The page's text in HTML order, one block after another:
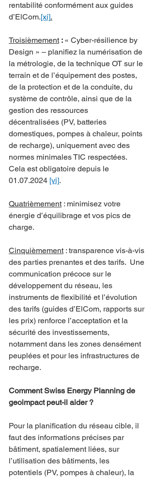
rentabilité conformément aux guides
d’ElCom.[xi].
Troisièmement : « Cyber-résilience by
Design » – planifiez la numérisation de
la métrologie, de la technique OT sur le
terrain et de l’équipement des postes,
de la protection et de la conduite, du
système de contrôle, ainsi que de la
gestion des ressources
décentralisées (PV, batteries
domestiques, pompes à chaleur, points
de recharge), uniquement avec des
normes minimales TIC respectées.
Cela est obligatoire depuis le
01.07.2024 [vi].
Quatrièmement : minimisez votre
énergie d’équilibrage et vos pics de
charge.
Cinquièmement : transparence vis-à-vis
des parties prenantes et des tarifs.  Une
communication précoce sur le
développement du réseau, les
instruments de flexibilité et l’évolution
des tarifs (guides d’ElCom, rapports sur
les prix) renforce l’acceptation et la
sécurité des investissements,
notamment dans les zones densément
peuplées et pour les infrastructures de
recharge.
Comment Swiss Energy Planning de
geoimpact peut-il aider ?
Pour la planification du réseau cible, il
faut des informations précises par
bâtiment, spatialement liées, sur
l’utilisation des bâtiments, les
potentiels (PV, pompes à chaleur), la